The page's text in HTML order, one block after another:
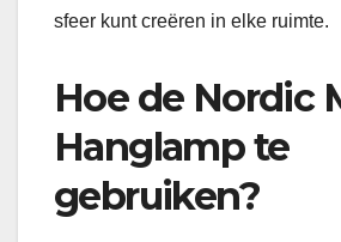
sfeer kunt creëren in elke ruimte.
Hoe de Nordic
Hanglamp te
gebruiken?